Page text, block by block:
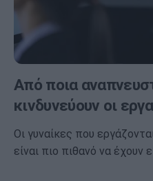
Από ποια
κινδυνεύουν οι
Οι γυναίκες που
είναι πιο πιθανό να έχουν